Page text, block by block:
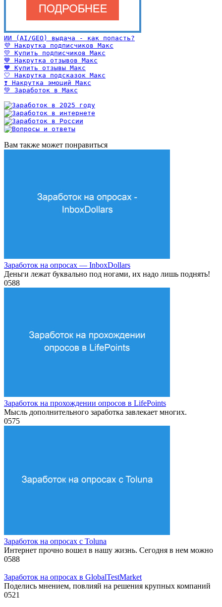
ИИ (AI/GEO) выдача - как попасть?
💜 Накрутка подписчиков Макс
💛 Купить подписчиков Макс
💙 Накрутка отзывов Макс
🧡 Купить отзывы Макс
🤍 Накрутка подсказок Макс
❣️ Накрутка эмоций Макс
💚 Заработок в Макс
Вам также может понравиться
Заработок на опросах — InboxDollars
Деньги лежат буквально под ногами, их надо лишь поднять!
0588
Заработок на прохождении опросов в LifePoints
Мысль дополнительного заработка завлекает многих.
0575
Заработок на опросах с Toluna
Интернет прочно вошел в нашу жизнь. Сегодня в нем можно
0588
Заработок на опросах в GlobalTestMarket
Поделись мнением, повлияй на решения крупных компаний
0521